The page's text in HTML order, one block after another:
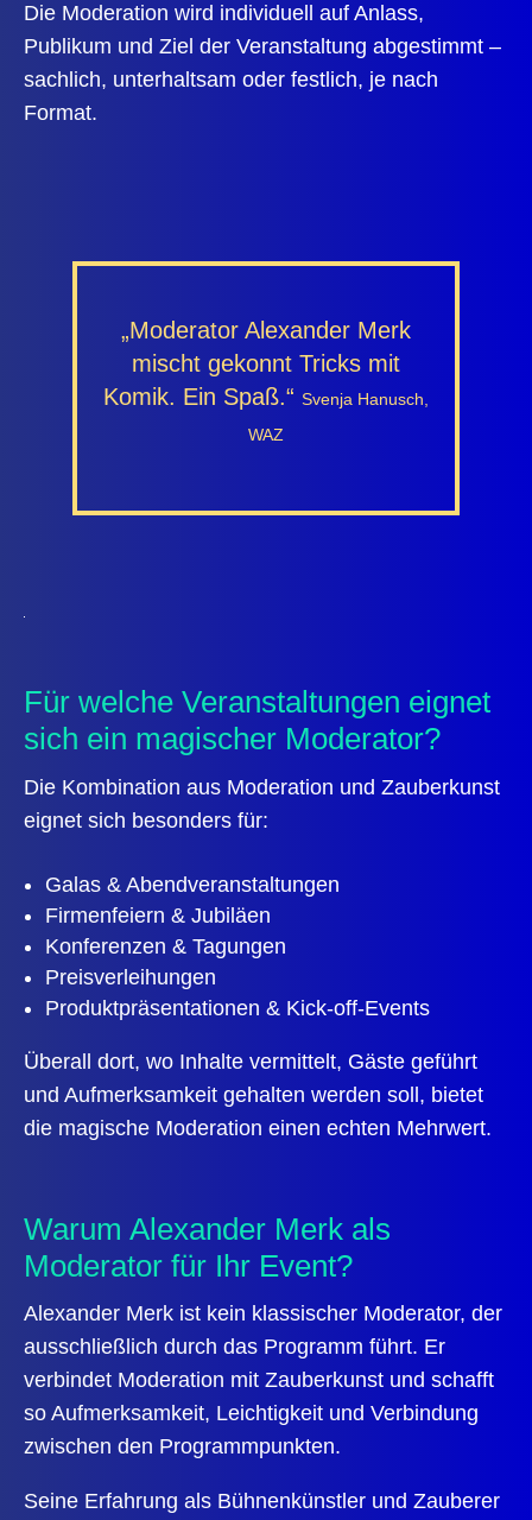
Die Moderation wird individuell auf Anlass,
Publikum und Ziel der Veranstaltung abgestimmt –
sachlich, unterhaltsam oder festlich, je nach
Format.
„Moderator Alexander Merk
mischt gekonnt Tricks mit
Komik. Ein Spaß.“ Svenja Hanusch,
WAZ
Für welche Veranstaltungen eignet
sich ein magischer Moderator?
Die Kombination aus Moderation und Zauberkunst
eignet sich besonders für:
Galas & Abendveranstaltungen
Firmenfeiern & Jubiläen
Konferenzen & Tagungen
Preisverleihungen
Produktpräsentationen & Kick-off-Events
Überall dort, wo Inhalte vermittelt, Gäste geführt
und Aufmerksamkeit gehalten werden soll, bietet
die magische Moderation einen echten Mehrwert.
Warum Alexander Merk als
Moderator für Ihr Event?
Alexander Merk ist kein klassischer Moderator, der
ausschließlich durch das Programm führt. Er
verbindet Moderation mit Zauberkunst und schafft
so Aufmerksamkeit, Leichtigkeit und Verbindung
zwischen den Programmpunkten.
Seine Erfahrung als Bühnenkünstler und Zauberer